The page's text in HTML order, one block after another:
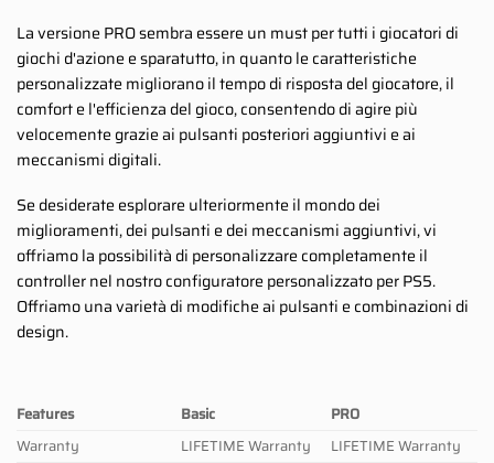
La versione PRO sembra essere un must per tutti i giocatori di
giochi d'azione e sparatutto, in quanto le caratteristiche
personalizzate migliorano il tempo di risposta del giocatore, il
comfort e l'efficienza del gioco, consentendo di agire più
velocemente grazie ai pulsanti posteriori aggiuntivi e ai
meccanismi digitali.
Se desiderate esplorare ulteriormente il mondo dei
miglioramenti, dei pulsanti e dei meccanismi aggiuntivi, vi
offriamo la possibilità di personalizzare completamente il
controller nel nostro configuratore personalizzato per PS5.
Offriamo una varietà di modifiche ai pulsanti e combinazioni di
design.
Features Basic
PRO
Warranty
LIFETIME Warranty
LIFETIME Warranty